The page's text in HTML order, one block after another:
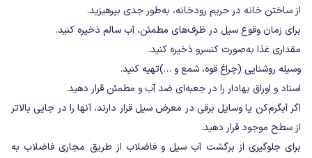
از ساختن خانه در حریم رودخانه، به‌طور جدی بپرهیزید.
برای زمان وقوع سیل در ظرف‌های مطمئن، آب سالم ذخیره کنید.
مقداری غذا به‌صورت کنسرو ذخیره کنید.
وسیله روشنایی (چراغ قوه، شمع و …)تهیه کنید.
اسناد و اوراق بهادار را در جعبه‌ای ضد آب و مطمئن قرار دهید.
اگر آبگرم‌کن یا وسایل برقی در معرض سیل قرار دارند، آنها را در جایی بالاتر
از سطح موجود قرار دهید.
برای جلوگیری از برگشت آب سیل و فاضلاب از طریق مجاری فاضلاب به